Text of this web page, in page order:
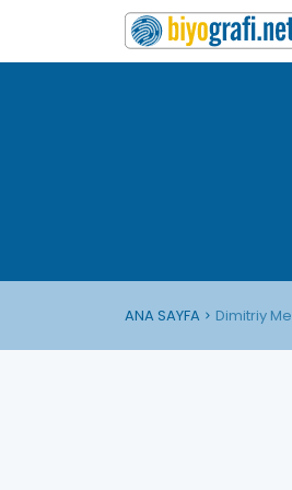
ANA SAYFA Dimitriy